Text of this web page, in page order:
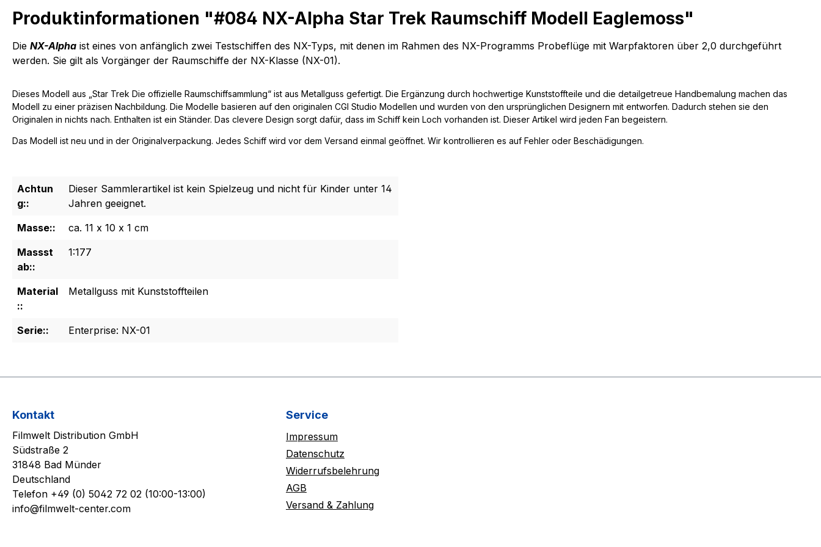
Produktinformationen "#084 NX-Alpha Star Trek Raumschiff Modell Eaglemoss"
Die NX-Alpha ist eines von anfänglich zwei Testschiffen des NX-Typs, mit denen im Rahmen des NX-Programms Probeflüge mit Warpfaktoren über 2,0 durchgeführt
werden. Sie gilt als Vorgänger der Raumschiffe der NX-Klasse (NX-01).
Dieses Modell aus „Star Trek Die offizielle Raumschiffsammlung“ ist aus Metallguss gefertigt. Die Ergänzung durch hochwertige Kunststoffteile und die detailgetreue Handbemalung machen das
Modell zu einer präzisen Nachbildung. Die Modelle basieren auf den originalen CGI Studio Modellen und wurden von den ursprünglichen Designern mit entworfen. Dadurch stehen sie den
Originalen in nichts nach. Enthalten ist ein Ständer. Das clevere Design sorgt dafür, dass im Schiff kein Loch vorhanden ist. Dieser Artikel wird jeden Fan begeistern.
Das Modell ist neu und in der Originalverpackung. Jedes Schiff wird vor dem Versand einmal geöffnet. Wir kontrollieren es auf Fehler oder Beschädigungen.
Achtun
g::
Dieser Sammlerartikel ist kein Spielzeug und nicht für Kinder unter 14
Jahren geeignet.
Masse::
ca. 11 x 10 x 1 cm
Massst
ab::
1:177
Material
::
Metallguss mit Kunststoffteilen
Serie:: Enterprise: NX-01
Kontakt
Filmwelt Distribution GmbH
Südstraße 2
31848 Bad Münder
Deutschland
Telefon +49 (0) 5042 72 02 (10:00-13:00)
info@filmwelt-center.com
Service
Impressum
Datenschutz
Widerrufsbelehrung
AGB
Versand & Zahlung